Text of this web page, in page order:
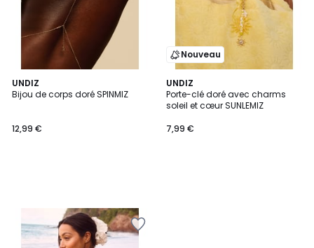
UNDIZ
Bijou de corps doré SPINMIZ
€.
12,99 €
Nouveau
UNDIZ
Porte-clé doré avec charms
soleil et cœur SUNLEMIZ
7,99 €